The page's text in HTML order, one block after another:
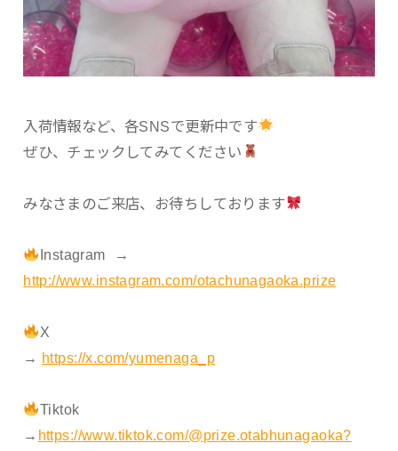
入荷情報など、各SNSで更新中です
ぜひ、チェックしてみてください
みなさまのご来店、お待ちしております
Instagram →
http://www.instagram.com/otachunagaoka.prize
X
→ https://x.com/yumenaga_p
Tiktok
→ https://www.tiktok.com/@prize.otabhunagaoka?